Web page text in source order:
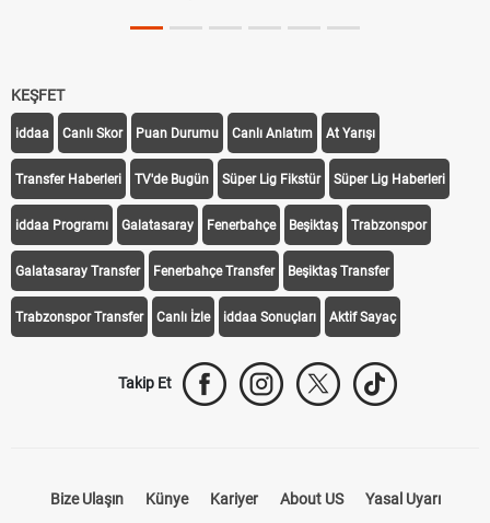
KEŞFET
iddaa Canlı Skor Puan Durumu Canlı Anlatım At Yarışı
Transfer Haberleri TV'de Bugün Süper Lig Fikstür Süper Lig Haberleri
iddaa Programı Galatasaray Fenerbahçe Beşiktaş Trabzonspor
Galatasaray Transfer Fenerbahçe Transfer Beşiktaş Transfer
Trabzonspor Transfer Canlı İzle iddaa Sonuçları Aktif Sayaç
Takip Et
Bize Ulaşın Künye Kariyer About US Yasal Uyarı